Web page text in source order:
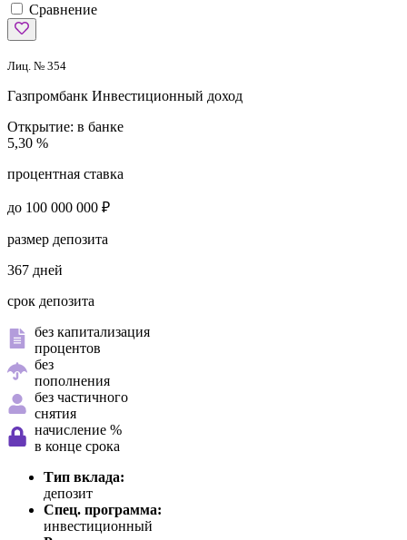
Сравнение
Лиц. № 354
Газпромбанк Инвестиционный доход
Открытие: в банке
5,30 %
процентная ставка
до 100 000 000 ₽
размер депозита
367 дней
срок депозита
без капитализация
процентов
без
пополнения
без частичного
снятия
начисление %
в конце срока
Тип вклада:
депозит
Спец. программа:
инвестиционный